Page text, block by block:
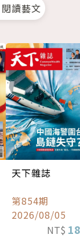
閱讀藝文
天下雜誌
第854期
2026/08/05
NT$